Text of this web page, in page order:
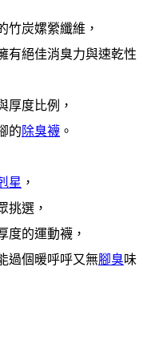
竹炭嫘縈纖維，
有絕佳消臭力與速乾性
厚度比例，
的除臭襪 。
星 ，
挑選，
度的運動襪，
過個暖呼呼又無腳臭味